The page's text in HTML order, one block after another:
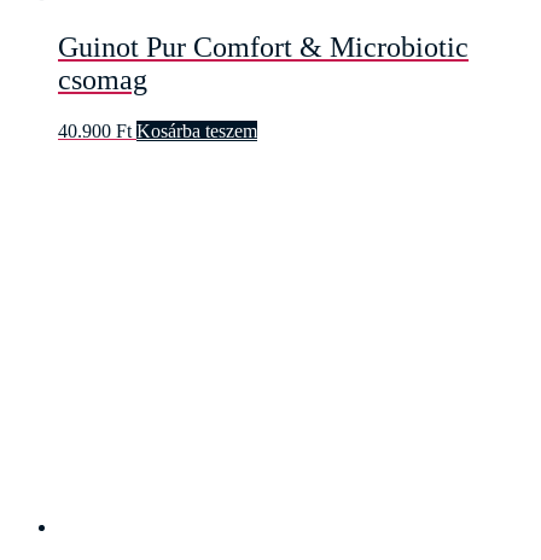
Guinot Pur Comfort & Microbiotic
csomag
40.900 Ft Kosárba teszem